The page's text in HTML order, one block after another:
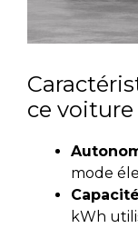
ce voiture
mode
kWh